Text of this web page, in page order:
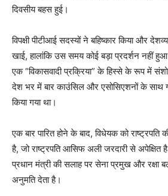
दिवसीय बहस हुई।
विपक्षी पीटीआई सदस्यों ने बहिष्कार किया और
खाई, हालांकि उस समय कोई बड़ा प्रदर्शन नहीं
एक “विकासवादी प्रक्रिया” के हिस्से के रूप में
देश भर में बार काउंसिल और एसोसिएशनों के साथ
किया गया था।
एक बार पारित होने के बाद, विधेयक को राष्ट्रपति
है, जो राष्ट्रपति आसिफ अली जरदारी से अपेक्षित
प्रधान मंत्री की सलाह पर सेना प्रमुख और रक्षा
अनुमति देता है।